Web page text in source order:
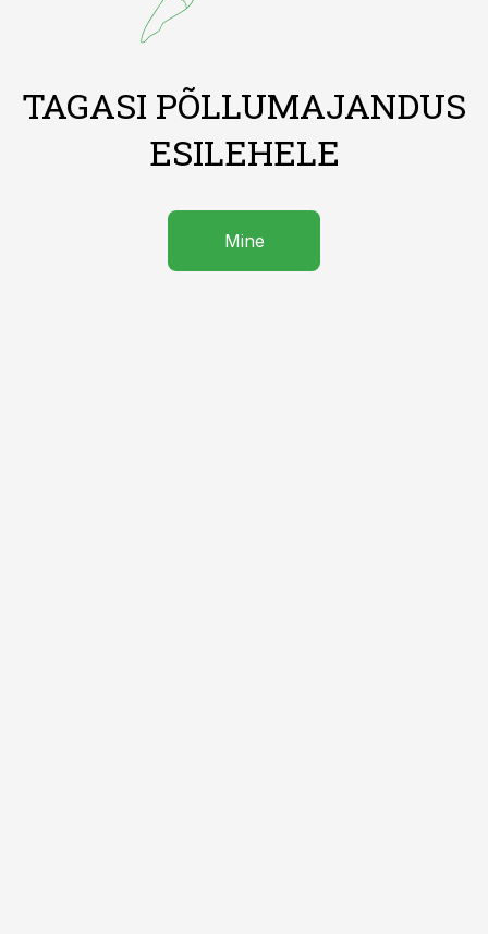
TAGASI PÕLLUMAJANDUS
ESILEHELE
Mine